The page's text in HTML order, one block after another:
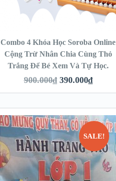
Combo 4 Khóa Học Soroba Online
Cộng Trừ Nhân Chia Cùng Thỏ
Trắng Để Bé Xem Và Tự Học.
900.000₫ 390.000₫
SALE!